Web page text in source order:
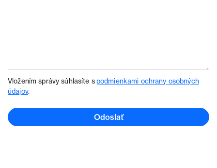
Vložením správy súhlasíte spodmienkami ochrany osobných
údajov.
Odoslať